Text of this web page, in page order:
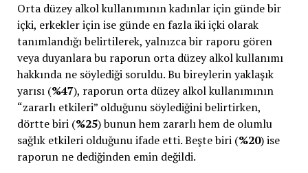
Orta düzey alkol kullanımının kadınlar için günde bir
içki, erkekler için ise günde en fazla iki içki olarak
tanımlandığı belirtilerek, yalnızca bir raporu gören
veya duyanlara bu raporun orta düzey alkol kullanımı
hakkında ne söylediği soruldu. Bu bireylerin yaklaşık
yarısı (%47), raporun orta düzey alkol kullanımının
“zararlı etkileri” olduğunu söylediğini belirtirken,
dörtte biri (%25) bunun hem zararlı hem de olumlu
sağlık etkileri olduğunu ifade etti. Beşte biri (%20) ise
raporun ne dediğinden emin değildi.